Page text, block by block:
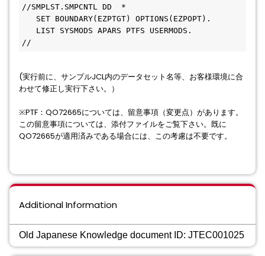
//SMPLST.SMPCNTL DD  *
SET BOUNDARY(EZPTGT) OPTIONS(EZPOPT).
LIST SYSMODS APARS PTFS USERMODS.
//
(実行前に、サンプルJCL内のデータセット名等、お客様環境に合
わせて修正し実行下さい。）
※PTF：QO72665については、留意事項（変更点）があります。
この留意事項については、添付ファイルをご覧下さい。既に
QO72665が適用済みである場合には、この考慮は不要です。
Additional Information
Old Japanese Knowledge document ID: JTEC001025